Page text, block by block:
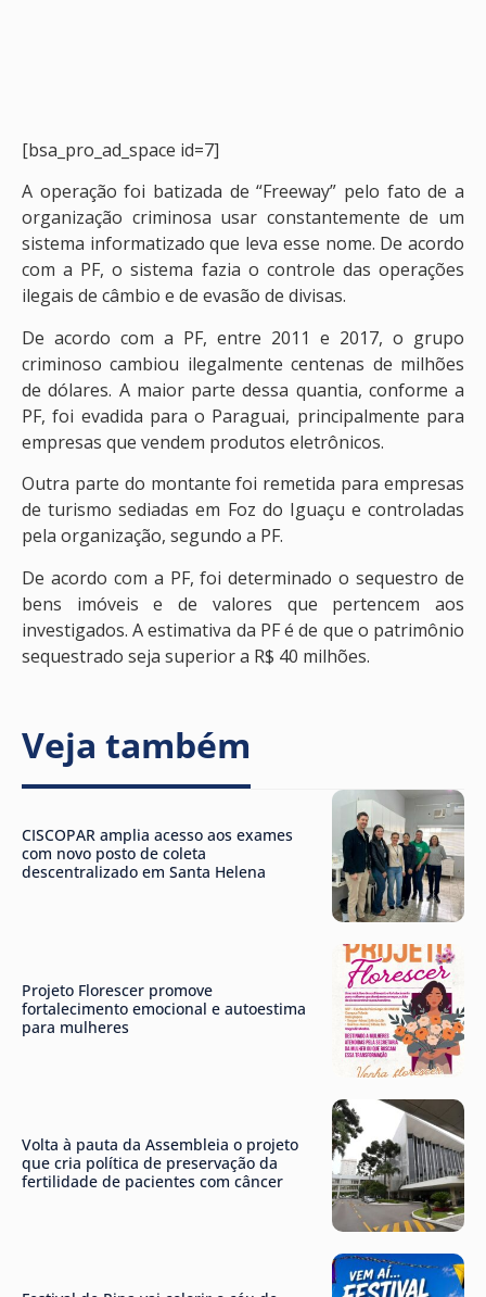
[bsa_pro_ad_space id=7]
A operação foi batizada de “Freeway” pelo fato de a
organização criminosa usar constantemente de um
sistema informatizado que leva esse nome. De acordo
com a PF, o sistema fazia o controle das operações
ilegais de câmbio e de evasão de divisas.
De acordo com a PF, entre 2011 e 2017, o grupo
criminoso cambiou ilegalmente centenas de milhões
de dólares. A maior parte dessa quantia, conforme a
PF, foi evadida para o Paraguai, principalmente para
empresas que vendem produtos eletrônicos.
Outra parte do montante foi remetida para empresas
de turismo sediadas em Foz do Iguaçu e controladas
pela organização, segundo a PF.
De acordo com a PF, foi determinado o sequestro de
bens imóveis e de valores que pertencem aos
investigados. A estimativa da PF é de que o patrimônio
sequestrado seja superior a R$ 40 milhões.
Veja também
CISCOPAR amplia acesso aos exames
com novo posto de coleta
descentralizado em Santa Helena
Projeto Florescer promove
fortalecimento emocional e autoestima
para mulheres
Volta à pauta da Assembleia o projeto
que cria política de preservação da
fertilidade de pacientes com câncer